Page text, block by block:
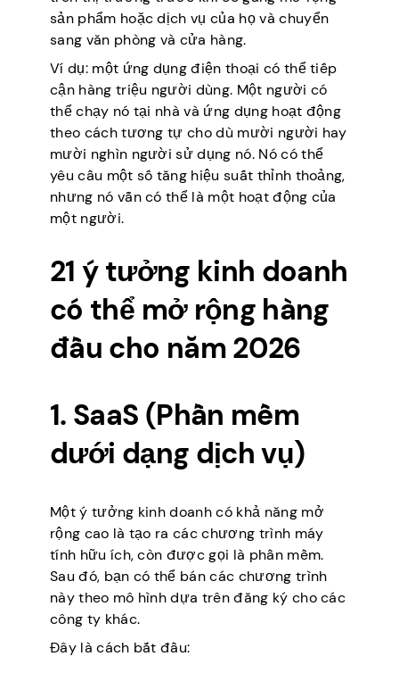
sản phẩm hoặc dịch vụ của họ và chuyển
sang văn phòng và cửa hàng.
Ví dụ: một ứng dụng điện thoại có thể tiếp
cận hàng triệu người dùng. Một người có
thể chạy nó tại nhà và ứng dụng hoạt động
theo cách tương tự cho dù mười người hay
mười nghìn người sử dụng nó. Nó có thể
yêu cầu một số tăng hiệu suất thỉnh thoảng,
nhưng nó vẫn có thể là một hoạt động của
một người.
21 ý tưởng kinh doanh
có thể mở rộng hàng
đầu cho năm 2026
1. SaaS (Phần mềm
dưới dạng dịch vụ)
Một ý tưởng kinh doanh có khả năng mở
rộng cao là tạo ra các chương trình máy
tính hữu ích, còn được gọi là phần mềm.
Sau đó, bạn có thể bán các chương trình
này theo mô hình dựa trên đăng ký cho các
công ty khác.
Đây là cách bắt đầu: